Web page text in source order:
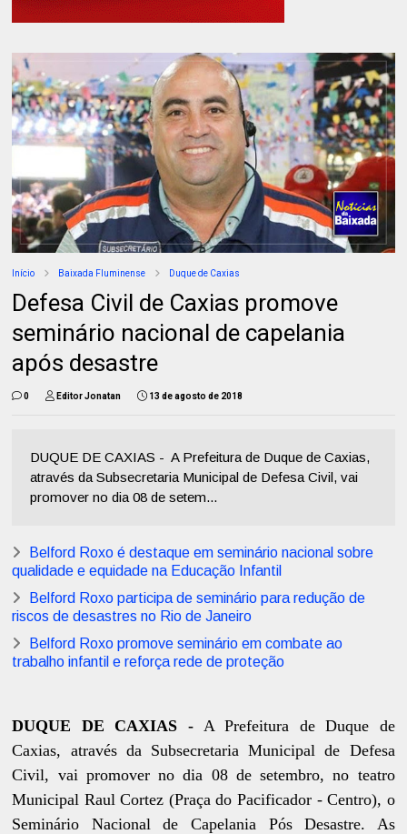
Início Baixada Fluminense Duque de Caxias
Defesa Civil de Caxias promove
seminário nacional de capelania
após desastre
0 Editor Jonatan 13 de agosto de 2018
DUQUE DE CAXIAS - A Prefeitura de Duque de Caxias,
através da Subsecretaria Municipal de Defesa Civil, vai
promover no dia 08 de setem...
Belford Roxo é destaque em seminário nacional sobre
qualidade e equidade na Educação Infantil
Belford Roxo participa de seminário para redução de
riscos de desastres no Rio de Janeiro
Belford Roxo promove seminário em combate ao
trabalho infantil e reforça rede de proteção
DUQUE DE CAXIAS - A Prefeitura de Duque de
Caxias, através da Subsecretaria Municipal de Defesa
Civil, vai promover no dia 08 de setembro, no teatro
Municipal Raul Cortez (Praça do Pacificador - Centro), o
Seminário Nacional de Capelania Pós Desastre. As